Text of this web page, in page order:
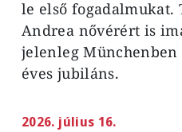
le első fogadalmukat.
Andrea nővérért is
jelenleg Münchenben
éves jubiláns.
2026. július 16.